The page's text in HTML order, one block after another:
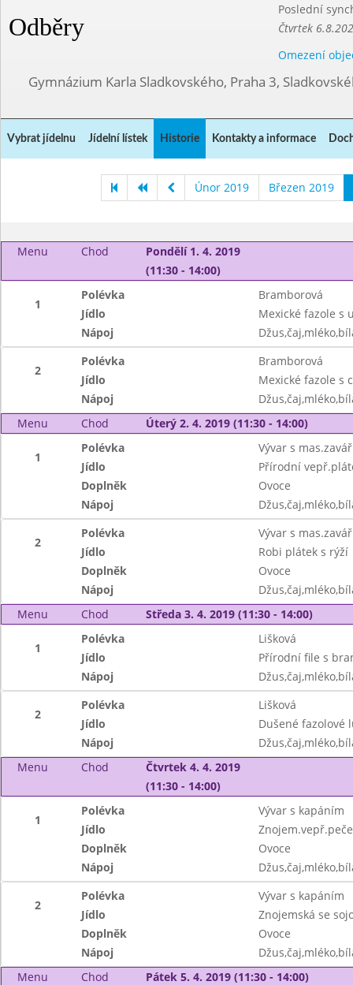
Odběry
Poslední
Čtvrtek
Omezení
Gymnázium Karla Sladkovského, Praha 3,
Vybrat jídelnu Jídelní lístek Historie Kontakty a informace
Únor 2019 Březen 2019
Menu Chod
Pondělí 1. 4. 2019
(11:30 - 14:00)
1
Polévka
Bramborová
Jídlo
Mexické fazole s
Nápoj
2
Polévka
Bramborová
Jídlo
Mexické fazole s
Nápoj
Menu
Chod Úterý 2. 4. 2019 (11:30 - 14:00)
1
Polévka
Vývar s
Jídlo
Přírodní
Doplněk
Ovoce
Nápoj
2
Polévka
Vývar s
Jídlo
Robi plátek s rýží
Doplněk
Ovoce
Nápoj
Menu
Chod Středa 3. 4. 2019 (11:30 - 14:00)
1
Polévka
Lišková
Jídlo
Přírodní file s
Nápoj
2
Polévka
Lišková
Jídlo
Dušené fazolové
Nápoj
Menu
Chod
Čtvrtek 4. 4. 2019
(11:30 - 14:00)
1
Polévka
Vývar s kapáním
Jídlo
Doplněk
Ovoce
Nápoj
2
Polévka
Vývar s kapáním
Jídlo
Znojemská se
Doplněk
Ovoce
Nápoj
Menu
Chod Pátek 5. 4. 2019 (11:30 - 14:00)